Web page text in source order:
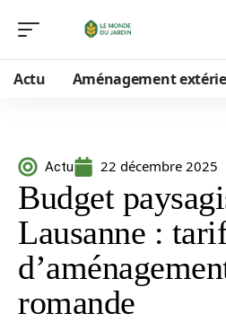
Actu Aménagement
Actu 22 décembre 2025
Budget
Lausanne :
romande